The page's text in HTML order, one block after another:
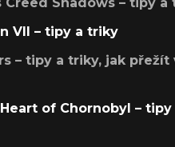
VII – tipy a triky
– tipy a triky, jak
of Chornobyl –